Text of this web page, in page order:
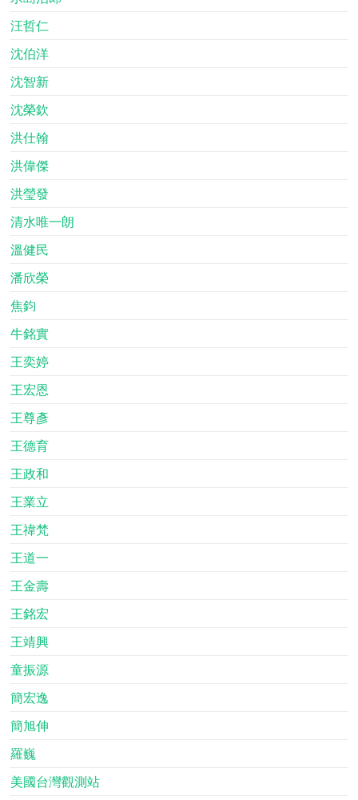
汪哲仁
沈伯洋
沈智新
沈榮欽
洪仕翰
洪偉傑
洪瑩發
清水唯一朗
溫健民
潘欣榮
焦鈞
牛銘實
王奕婷
王宏恩
王尊彥
王德育
王政和
王業立
王禕梵
王道一
王金壽
王銘宏
王靖興
童振源
簡宏逸
簡旭伸
羅巍
美國台灣觀測站